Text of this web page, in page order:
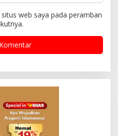
web saya pada peramban